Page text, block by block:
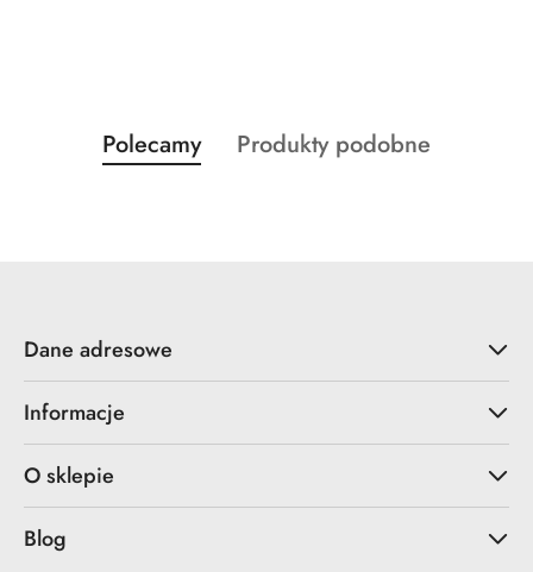
Pomiń karuzelę produktów
Produkty
o
Polecamy
Produkty
Produkty podobne
Dane adresowe
Informacje
O sklepie
Blog